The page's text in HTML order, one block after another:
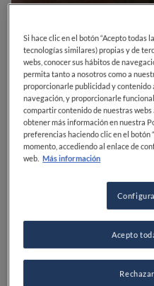
0 0
Donostia /
VER HORARIOS
VER EN EL MAPA
Si hace clic en el botón “Acepto todas
tecnologías similares) propias y de
webs, conocer sus hábitos de
permita tanto a nosotros como a
proporcionarle publicidad y contenido
navegación, y proporcionarle
compartir contenido de nuestras webs
obtener más información en nuestra
preferencias haciendo clic en el botón
momento, accediendo al enlace de
web. Más información
Acepto